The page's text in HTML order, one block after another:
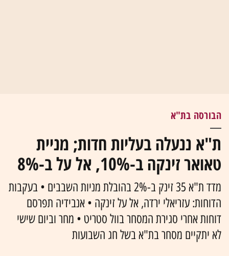
הבורסה בת"א
ת"א ננעלה בעליות חדות; מניית
טאואר זינקה ב-10%, אל על ב-8%
מדד ת"א 35 זינק ב-2% בהובלת מניות השבבים • בעקבות
הדוחות: עזריאלי ירדה, אל על זינקה • אנבידיה תפרסם
דוחות אחרי סגירת המסחר בוול סטריט • מחר וביום שישי
לא יתקיים מסחר בת"א בשל חג השבועות